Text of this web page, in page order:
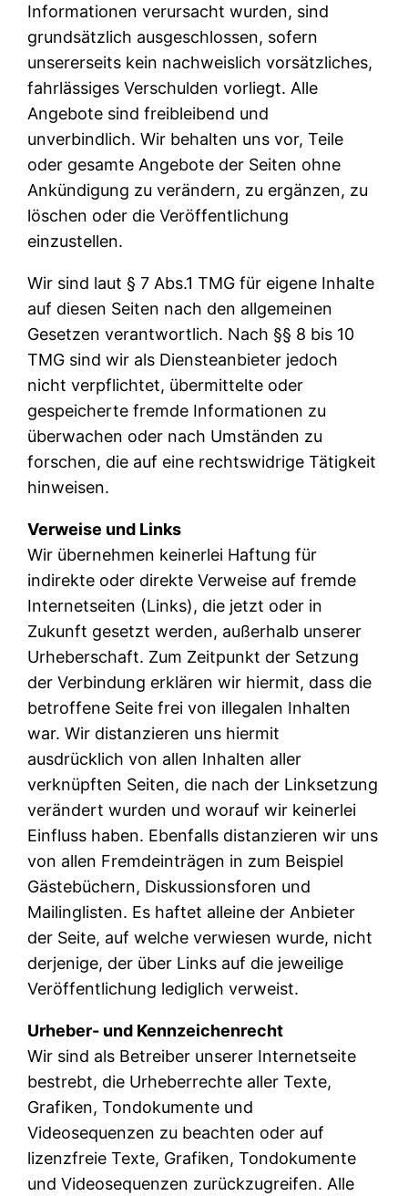
Informationen verursacht wurden, sind
grundsätzlich ausgeschlossen, sofern
unsererseits kein nachweislich vorsätzliches,
fahrlässiges Verschulden vorliegt. Alle
Angebote sind freibleibend und
unverbindlich. Wir behalten uns vor, Teile
oder gesamte Angebote der Seiten ohne
Ankündigung zu verändern, zu ergänzen, zu
löschen oder die Veröffentlichung
einzustellen.
Wir sind laut § 7 Abs.1 TMG für eigene Inhalte
auf diesen Seiten nach den allgemeinen
Gesetzen verantwortlich. Nach §§ 8 bis 10
TMG sind wir als Diensteanbieter jedoch
nicht verpflichtet, übermittelte oder
gespeicherte fremde Informationen zu
überwachen oder nach Umständen zu
forschen, die auf eine rechtswidrige Tätigkeit
hinweisen.
Verweise und Links
Wir übernehmen keinerlei Haftung für
indirekte oder direkte Verweise auf fremde
Internetseiten (Links), die jetzt oder in
Zukunft gesetzt werden, außerhalb unserer
Urheberschaft. Zum Zeitpunkt der Setzung
der Verbindung erklären wir hiermit, dass die
betroffene Seite frei von illegalen Inhalten
war. Wir distanzieren uns hiermit
ausdrücklich von allen Inhalten aller
verknüpften Seiten, die nach der Linksetzung
verändert wurden und worauf wir keinerlei
Einfluss haben. Ebenfalls distanzieren wir uns
von allen Fremdeinträgen in zum Beispiel
Gästebüchern, Diskussionsforen und
Mailinglisten. Es haftet alleine der Anbieter
der Seite, auf welche verwiesen wurde, nicht
derjenige, der über Links auf die jeweilige
Veröffentlichung lediglich verweist.
Urheber- und Kennzeichenrecht
Wir sind als Betreiber unserer Internetseite
bestrebt, die Urheberrechte aller Texte,
Grafiken, Tondokumente und
Videosequenzen zu beachten oder auf
lizenzfreie Texte, Grafiken, Tondokumente
und Videosequenzen zurückzugreifen. Alle